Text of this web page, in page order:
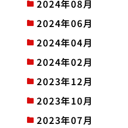
2024年08月
2024年06月
2024年04月
2024年02月
2023年12月
2023年10月
2023年07月